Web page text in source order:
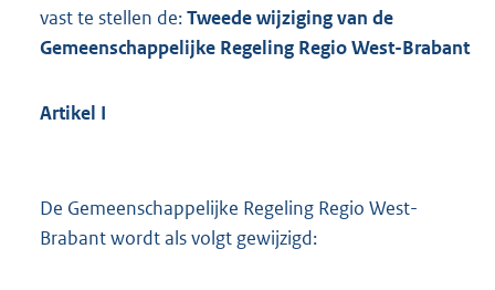
vast te stellen de:Tweede wijziging van de
Gemeenschappelijke Regeling Regio West-Brabant
Artikel I
De Gemeenschappelijke Regeling Regio West-
Brabant wordt als volgt gewijzigd: